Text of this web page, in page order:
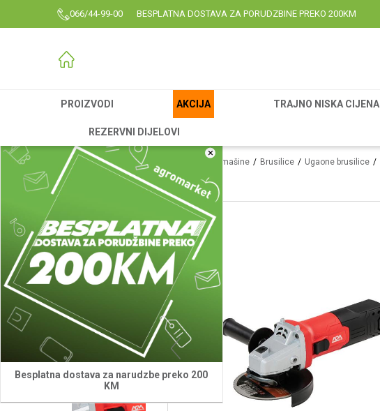
066/44-99-00 BESPLATNA DOSTAVA ZA PORUDZBINE PREKO 200KM
PROIZVODI AKCIJA TRAJNO NISKA CIJENA
REZERVNI DIJELOVI
×
Besplatna dostava za narudzbe preko 200
KM
Agromarket Proizvodi Alati i mašine Brusilice Ugaone brusilice